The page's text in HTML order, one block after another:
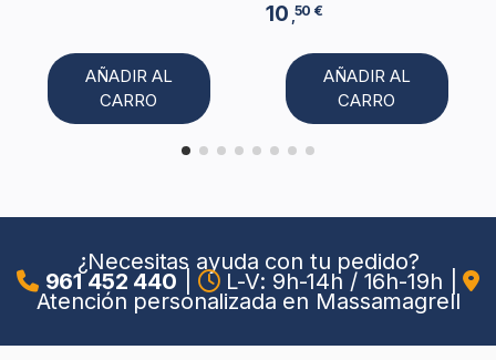
AÑADIR AL
CARRO
10 ,50 €
AÑADIR AL
CARRO
¿Necesitas ayuda con tu pedido?
961 452 440 L-V: 9h-14h / 16h-19h
Atención personalizada en Massamagrell